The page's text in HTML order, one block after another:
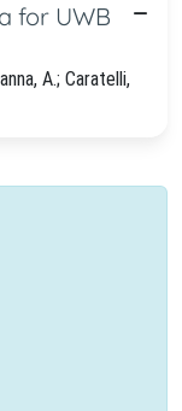
for UWB
A.; Caratelli,